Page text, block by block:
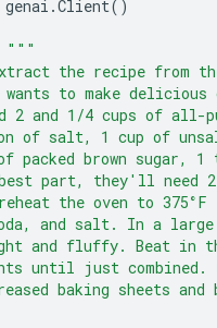
genai .Client()
"""
the recipe from
wants to make
2 and 1/4 cups of all-
of salt, 1 cup of
packed brown sugar,
part, they'll need 2
the oven to
and salt. In a large
and fluffy. Beat in
until just combined.
baking sheets